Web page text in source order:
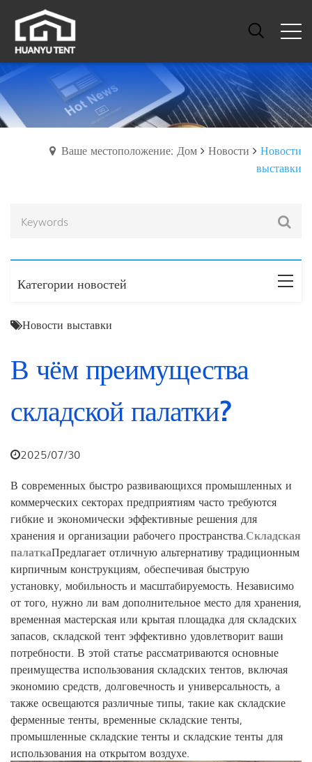
Ваше местоположение: Дом Новости
Новости
выставки
Категории новостей
Новости выставки
В чём преимущества
складской палатки?
2025/07/30
В современных быстро развивающихся промышленных и
коммерческих секторах предприятиям часто требуются
гибкие и экономически эффективные решения для
хранения и организации рабочего пространства.Складская
палаткаПредлагает отличную альтернативу традиционным
кирпичным конструкциям, обеспечивая быструю
установку, мобильность и масштабируемость. Независимо
от того, нужно ли вам дополнительное место для хранения,
временная мастерская или крытая площадка для складских
запасов, складской тент эффективно удовлетворит ваши
потребности. В этой статье рассматриваются основные
преимущества использования складских тентов, включая
экономию средств, долговечность и универсальность, а
также освещаются различные типы, такие как складские
ферменные тенты, временные складские тенты,
промышленные складские тенты и складские тенты для
использования на открытом воздухе.